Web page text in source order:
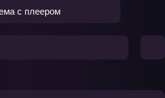
с плеером